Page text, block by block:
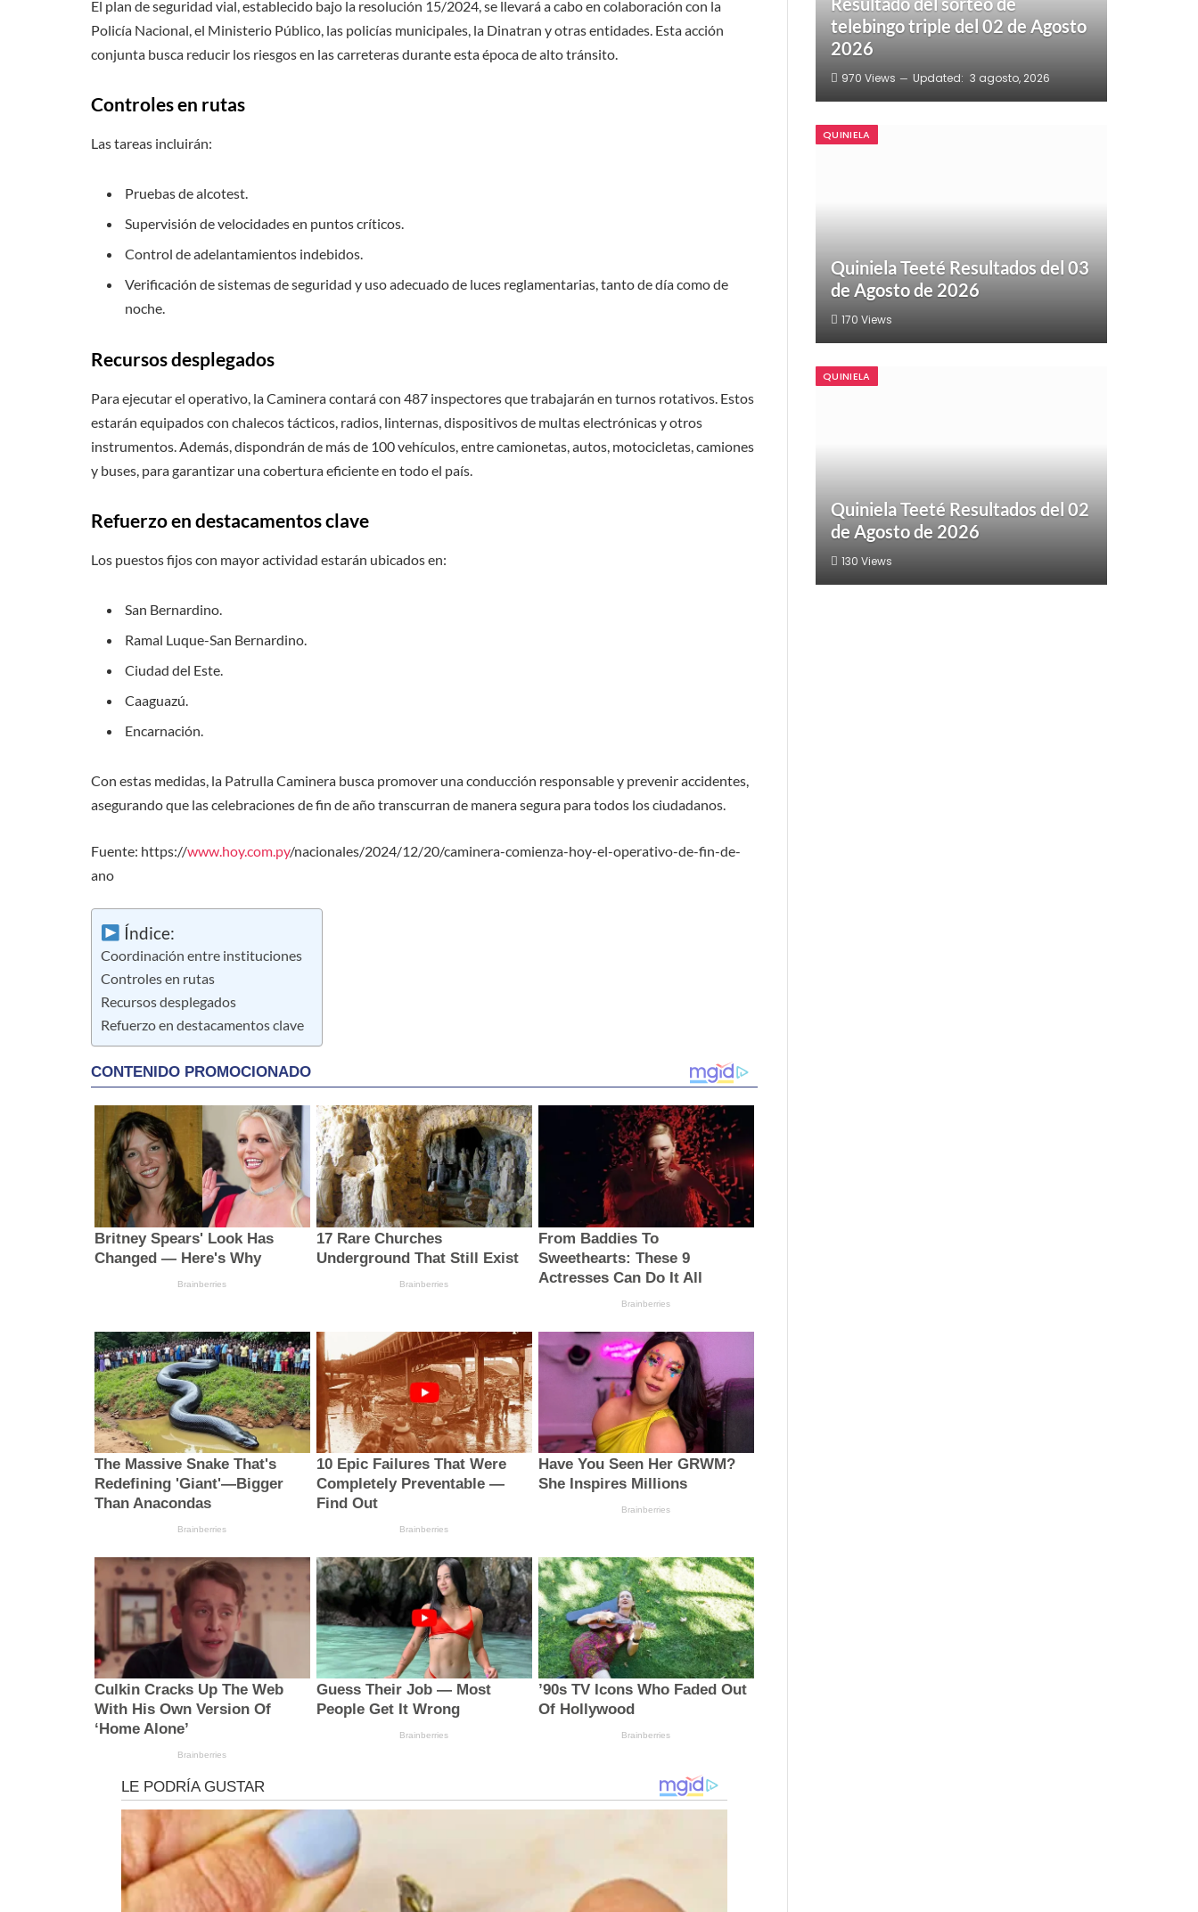
El plan de seguridad vial, establecido bajo la resolución 15/2024, se llevará a cabo en colaboración con la
Policía Nacional, el Ministerio Público, las policías municipales, la Dinatran y otras entidades. Esta acción
conjunta busca reducir los riesgos en las carreteras durante esta época de alto tránsito.
Controles en rutas
Las tareas incluirán:
Pruebas de alcotest.
Supervisión de velocidades en puntos críticos.
Control de adelantamientos indebidos.
Verificación de sistemas de seguridad y uso adecuado de luces reglamentarias, tanto de día como de
noche.
Recursos desplegados
Para ejecutar el operativo, la Caminera contará con 487 inspectores que trabajarán en turnos rotativos. Estos
estarán equipados con chalecos tácticos, radios, linternas, dispositivos de multas electrónicas y otros
instrumentos. Además, dispondrán de más de 100 vehículos, entre camionetas, autos, motocicletas, camiones
y buses, para garantizar una cobertura eficiente en todo el país.
Refuerzo en destacamentos clave
Los puestos fijos con mayor actividad estarán ubicados en:
San Bernardino.
Ramal Luque-San Bernardino.
Ciudad del Este.
Caaguazú.
Encarnación.
Con estas medidas, la Patrulla Caminera busca promover una conducción responsable y prevenir accidentes,
asegurando que las celebraciones de fin de año transcurran de manera segura para todos los ciudadanos.
Fuente: https://www.hoy.com.py/nacionales/2024/12/20/caminera-comienza-hoy-el-operativo-de-fin-de-
ano
Índice:
Coordinación entre instituciones
Controles en rutas
Recursos desplegados
Refuerzo en destacamentos clave
telebingo triple del 02 de Agosto
2026
970 Views Updated: 3 agosto, 2026
QUINIELA
Quiniela Teeté Resultados del 03
de Agosto de 2026
170 Views
QUINIELA
Quiniela Teeté Resultados del 02
de Agosto de 2026
130 Views